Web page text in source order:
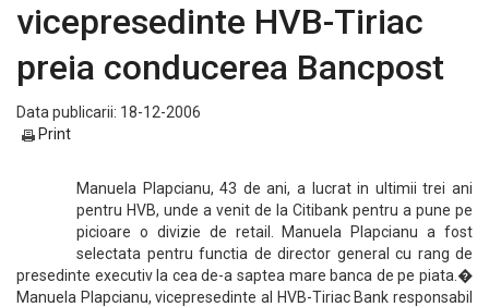
vicepresedinte HVB-Tiriac
preia conducerea Bancpost
Data publicarii: 18-12-2006
Print
Manuela Plapcianu, 43 de ani, a lucrat in ultimii trei ani
pentru HVB, unde a venit de la Citibank pentru a pune pe
picioare o divizie de retail. Manuela Plapcianu a fost
selectata pentru functia de director general cu rang de
presedinte executiv la cea de-a saptea mare banca de pe piata.�
Manuela Plapcianu, vicepresedinte al HVB-Tiriac Bank responsabil